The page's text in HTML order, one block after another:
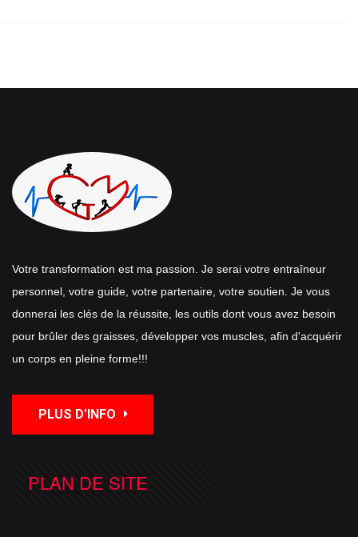
Votre transformation est ma passion. Je serai votre entraîneur
personnel, votre guide, votre partenaire, votre soutien. Je vous
donnerai les clés de la réussite, les outils dont vous avez besoin
pour brûler des graisses, développer vos muscles, afin d'acquérir
un corps en pleine forme!!!
PLUS D'INFO
PLAN DE SITE